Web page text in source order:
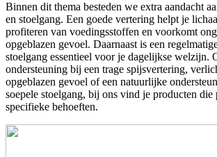
Binnen dit thema besteden we extra aandacht
en stoelgang. Een goede vertering helpt je
profiteren van voedingsstoffen en voorkomt
opgeblazen gevoel. Daarnaast is een
stoelgang essentieel voor je dagelijkse welzijn.
ondersteuning bij een trage spijsvertering,
opgeblazen gevoel of een natuurlijke
soepele stoelgang, bij ons vind je producten die
specifieke behoeften.